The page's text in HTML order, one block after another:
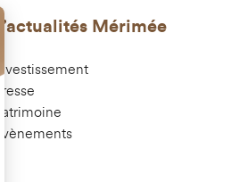
L’actualités Mérimée
Investissement
Presse
Patrimoine
Évènements